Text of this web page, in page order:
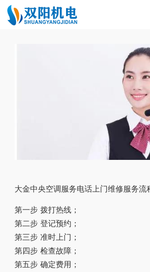
大金中央空调服务电话上门维修服务流
第一步 拨打热线；
第二步 登记预约；
第三步 准时上门；
第四步 检查故障；
第五步 确定费用；